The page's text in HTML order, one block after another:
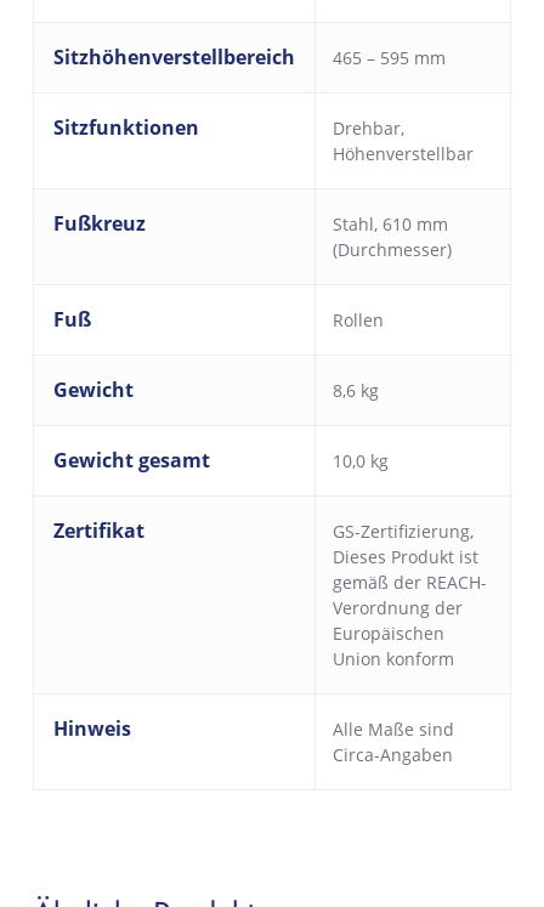
Sitzhöhenverstellbereich 465 – 595 mm
Sitzfunktionen Drehbar,
Höhenverstellbar
Fußkreuz
Stahl, 610 mm
(Durchmesser)
Fuß Rollen
Gewicht 8,6 kg
Gewicht gesamt 10,0 kg
Zertifikat GS-Zertifizierung,
Dieses Produkt ist
gemäß der REACH-
Verordnung der
Europäischen
Union konform
Hinweis
Alle Maße sind
Circa-Angaben